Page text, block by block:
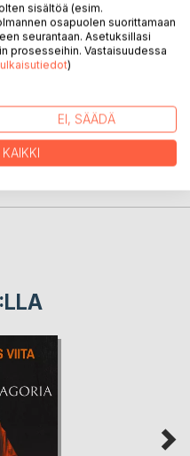
darkness, gore, lustful
and creepy creatures.
sisältöä (esim.
osapuolen suorittamaan
seurantaan. Asetuksillasi
prosesseihin. Vastaisuudessa
)
EI, SÄÄDÄ